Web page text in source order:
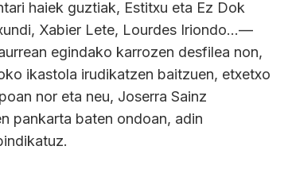
haiek guztiak, Estitxu eta Ez Dok
Xabier Lete, Lourdes Iriondo…—
egindako karrozen desfilea non,
ikastola irudikatzen baitzuen, etxetxo
nor eta neu, Joserra Sainz
pankarta baten ondoan, adin